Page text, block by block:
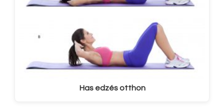
Has edzés otthon